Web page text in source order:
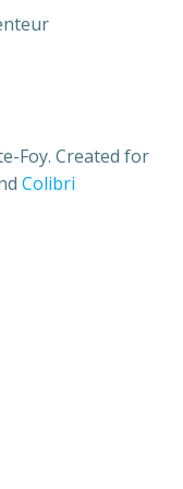
Foy. Created for
Colibri